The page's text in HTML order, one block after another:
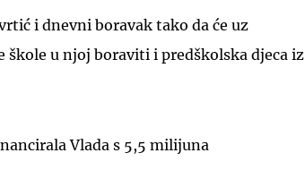
i dnevni boravak tako da će uz
škole u njoj boraviti i predškolska djeca iz
Vlada s 5,5 milijuna